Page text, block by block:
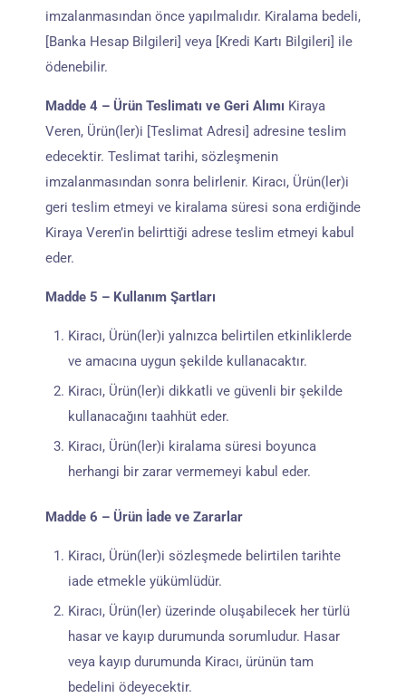
imzalanmasından önce yapılmalıdır. Kiralama bedeli,
[Banka Hesap Bilgileri] veya [Kredi Kartı Bilgileri] ile
ödenebilir.
Madde 4 – Ürün Teslimatı ve Geri Alımı Kiraya
Veren, Ürün(ler)i [Teslimat Adresi] adresine teslim
edecektir. Teslimat tarihi, sözleşmenin
imzalanmasından sonra belirlenir. Kiracı, Ürün(ler)i
geri teslim etmeyi ve kiralama süresi sona erdiğinde
Kiraya Veren’in belirttiği adrese teslim etmeyi kabul
eder.
Madde 5 – Kullanım Şartları
Kiracı, Ürün(ler)i yalnızca belirtilen etkinliklerde
ve amacına uygun şekilde kullanacaktır.
Kiracı, Ürün(ler)i dikkatli ve güvenli bir şekilde
kullanacağını taahhüt eder.
Kiracı, Ürün(ler)i kiralama süresi boyunca
herhangi bir zarar vermemeyi kabul eder.
Madde 6 – Ürün İade ve Zararlar
Kiracı, Ürün(ler)i sözleşmede belirtilen tarihte
iade etmekle yükümlüdür.
Kiracı, Ürün(ler) üzerinde oluşabilecek her türlü
hasar ve kayıp durumunda sorumludur. Hasar
veya kayıp durumunda Kiracı, ürünün tam
bedelini ödeyecektir.